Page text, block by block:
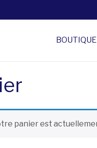
BOUTIQUE
panier est